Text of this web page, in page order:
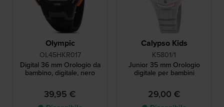
Olympic
OL45HKR017
Digital 36 mm Orologio da
bambino, digitale, nero
39,95 €
Calypso Kids
K5801/1
Junior 35 mm Orologio
digitale per bambini
29,00 €